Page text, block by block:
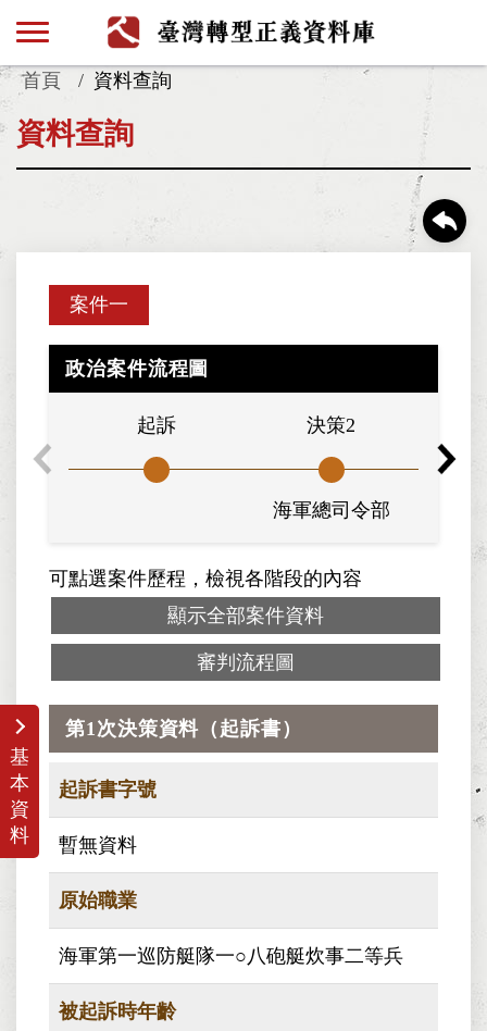
首頁 資料查詢
資料查詢
案件一
政治案件流程圖
起訴 決策2
海軍總司令部
可點選案件歷程，檢視各階段的內容
顯示全部案件資料
審判流程圖
基
本
資
料
第1次決策資料（起訴書）
起訴書字號
暫無資料
原始職業
海軍第一巡防艇隊一○八砲艇炊事二等兵
被起訴時年齡